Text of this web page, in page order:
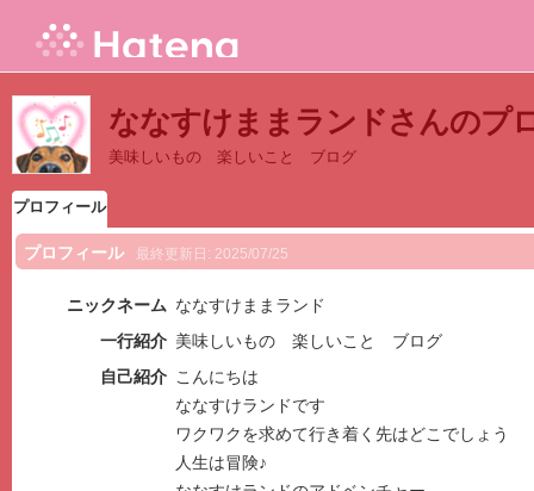
ななすけままランドさんのプ
美味しいもの 楽しいこと ブログ
プロフィール
プロフィール 最終更新日: 2025/07/25
ニックネーム ななすけままランド
一行紹介 美味しいもの 楽しいこと ブログ
自己紹介 こんにちは
ななすけランドです
ワクワクを求めて行き着く先はどこでしょう
人生は冒険♪